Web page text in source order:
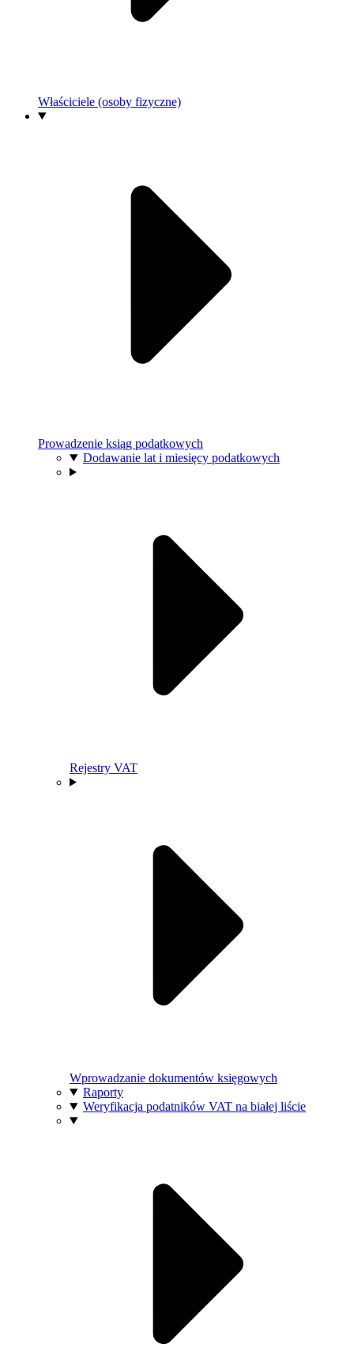
Właściciele (osoby fizyczne)
Prowadzenie ksiąg podatkowych
Dodawanie lat i miesięcy podatkowych
Rejestry VAT
Wprowadzanie dokumentów księgowych
Raporty
Weryfikacja podatników VAT na białej liście